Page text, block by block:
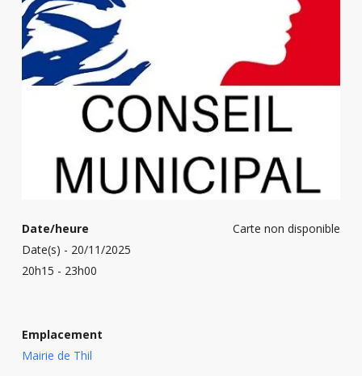
Carte non disponible
Date/heure
Date(s) - 20/11/2025
20h15 - 23h00
Emplacement
Mairie de Thil